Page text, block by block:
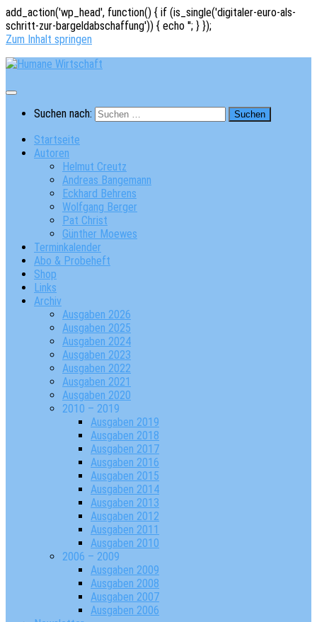
add_action('wp_head', function() { if (is_single('digitaler-euro-als-
schritt-zur-bargeldabschaffung')) { echo ''; } });
Zum Inhalt springen
Suchen nach:
Startseite
Autoren
Helmut Creutz
Andreas Bangemann
Eckhard Behrens
Wolfgang Berger
Pat Christ
Günther Moewes
Terminkalender
Abo & Probeheft
Shop
Links
Archiv
Ausgaben 2026
Ausgaben 2025
Ausgaben 2024
Ausgaben 2023
Ausgaben 2022
Ausgaben 2021
Ausgaben 2020
2010 – 2019
Ausgaben 2019
Ausgaben 2018
Ausgaben 2017
Ausgaben 2016
Ausgaben 2015
Ausgaben 2014
Ausgaben 2013
Ausgaben 2012
Ausgaben 2011
Ausgaben 2010
2006 – 2009
Ausgaben 2009
Ausgaben 2008
Ausgaben 2007
Ausgaben 2006